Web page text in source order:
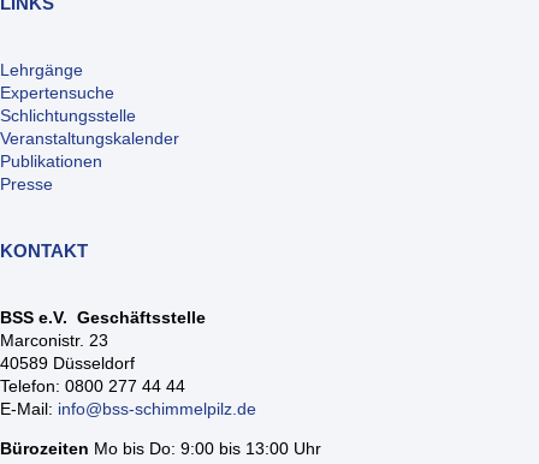
Lehrgänge
Expertensuche
Schlichtungsstelle
Veranstaltungskalender
Publikationen
Presse
KONTAKT
BSS e.V. Geschäftsstelle
Marconistr. 23
40589 Düsseldorf
Telefon: 0800 277 44 44
E-Mail: info@bss-schimmelpilz.de
Bürozeiten Mo bis Do: 9:00 bis 13:00 Uhr